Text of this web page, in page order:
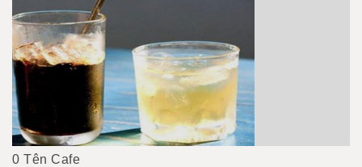
0 Tên Cafe